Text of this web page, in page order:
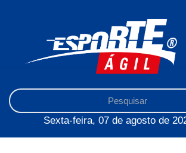
Sexta-feira, 07 de agosto de